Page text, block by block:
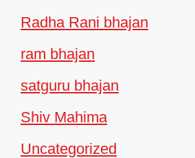
Radha Rani bhajan
ram bhajan
satguru bhajan
Shiv Mahima
Uncategorized